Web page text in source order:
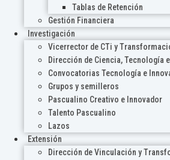
Tablas de Retención
Gestión Financiera
Investigación
Vicerrector de CTi y
Dirección de Ciencia, Tecnología
Convocatorias Tecnología e
Grupos y semilleros
Pascualino Creativo e Innovador
Talento Pascualino
Lazos
Extensión
Dirección de Vinculación y